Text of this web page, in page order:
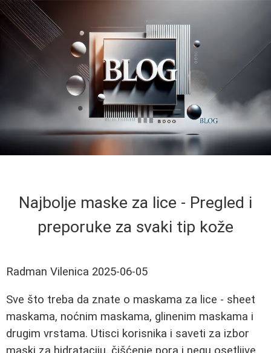
Najbolje maske za lice - Pregled i
preporuke za svaki tip kože
Radman Vilenica 2025-06-05
Sve što treba da znate o maskama za lice - sheet
maskama, noćnim maskama, glinenim maskama i
drugim vrstama. Utisci korisnika i saveti za izbor